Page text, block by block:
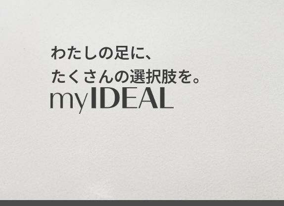
わたしの足に、
たくさんの選択肢を。